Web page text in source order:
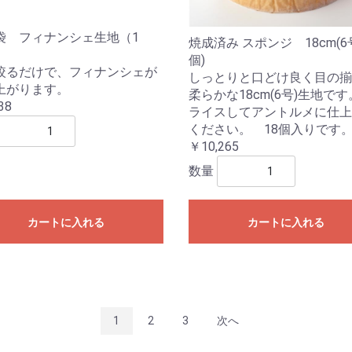
フィナンシェ生地（1
るだけで、フィナンシェが
がります。
カートに入れる
焼成済み スポンジ 18cm(6
個)
しっとりと口どけ良く目の
柔らかな18cm(6号)生地です
ライスしてアントルメに仕
ください。 18個入りです
￥10,265
数量
カートに入れる
1 2 3 次へ